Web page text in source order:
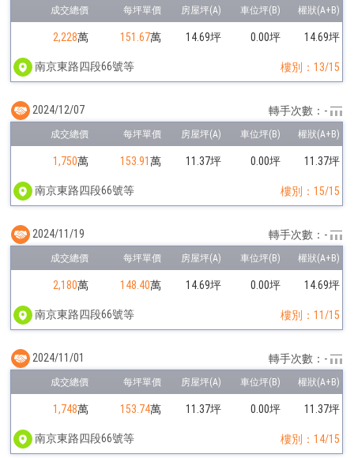
2,228萬 151.67萬 14.69坪 0.00坪 14.69坪
南京東路四段66號等 樓別：13/15
1,750萬 153.91萬 11.37坪 0.00坪 11.37坪
南京東路四段66號等 樓別：15/15
2024/12/07 轉手次數：-
2,180萬 148.40萬 14.69坪 0.00坪 14.69坪
南京東路四段66號等 樓別：11/15
2024/11/19 轉手次數：-
1,748萬 153.74萬 11.37坪 0.00坪 11.37坪
南京東路四段66號等 樓別：14/15
2024/11/01 轉手次數：-